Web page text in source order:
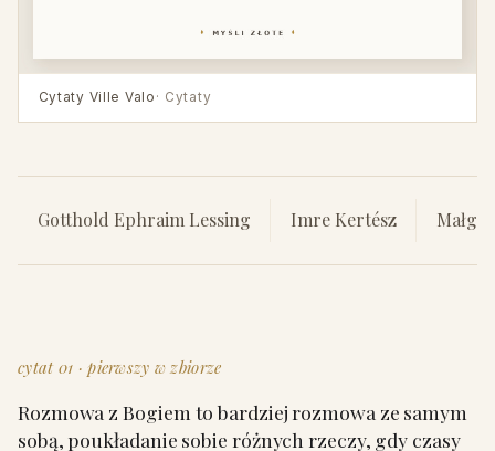
Cytaty Ville Valo · Cytaty
Gotthold Ephraim Lessing Imre Kertész
cytat 01 · pierwszy w zbiorze
Rozmowa z Bogiem to bardziej rozmowa ze samym
sobą, poukładanie sobie różnych rzeczy, gdy czasy